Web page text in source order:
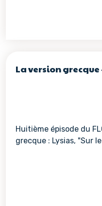
La version grecque
Huitième épisode du
grecque : Lysias, "Sur